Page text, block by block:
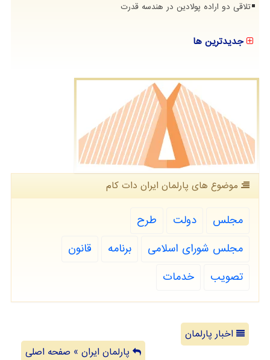
تلاقی دو اراده پولادین در هندسه قدرت
جدیدترین ها
موضوع های پارلمان ایران دات كام
مجلس دولت
طرح
مجلس شورای اسلامی
برنامه
قانون
تصویب
خدمات
اخبار پارلمان
پارلمان ایران » صفحه اصلی